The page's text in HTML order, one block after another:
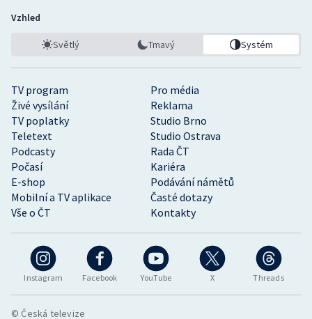
Instagram Facebook YouTube X Threads
TV program
Pro média
Živé vysílání
Reklama
TV poplatky
Studio Brno
Teletext
Studio Ostrava
Podcasty
Rada ČT
Počasí
Kariéra
E-shop
Podávání námětů
Mobilní a TV aplikace
Časté dotazy
Vše o ČT
Kontakty
Vzhled
Světlý Tmavý Systém
© Česká televize